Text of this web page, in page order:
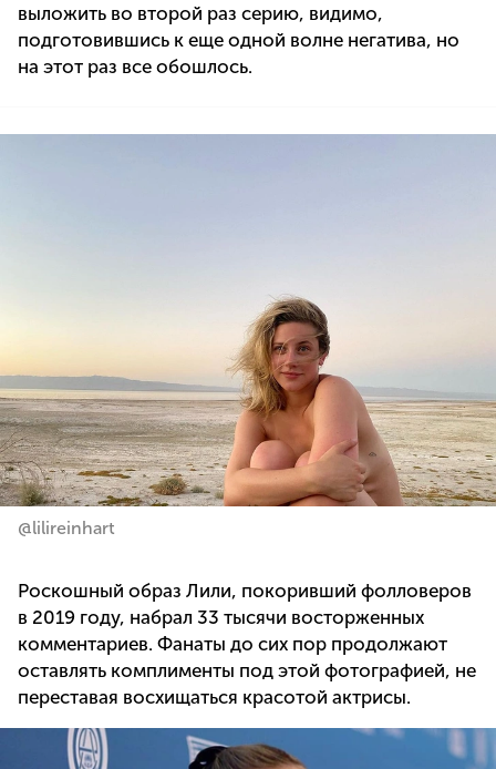
выложить во второй раз серию, видимо,
подготовившись к еще одной волне негатива, но
на этот раз все обошлось.
@lilireinhart
Роскошный образ Лили, покоривший фолловеров
в 2019 году, набрал 33 тысячи восторженных
комментариев. Фанаты до сих пор продолжают
оставлять комплименты под этой фотографией, не
переставая восхищаться красотой актрисы.